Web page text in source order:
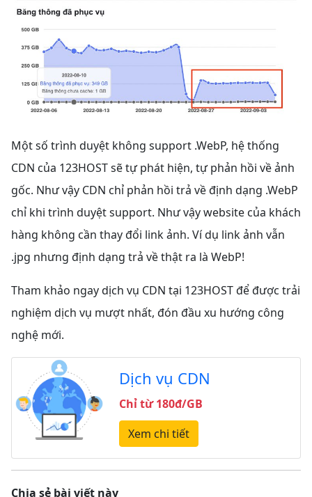
Một số trình duyệt không support .WebP, hệ thống
CDN của 123HOST sẽ tự phát hiện, tự phản hồi về ảnh
gốc. Như vậy CDN chỉ phản hồi trả về định dạng .WebP
chỉ khi trình duyệt support. Như vậy website của khách
hàng không cần thay đổi link ảnh. Ví dụ link ảnh vẫn
.jpg nhưng định dạng trả về thật ra là WebP!
Tham khảo ngay dịch vụ CDN tại 123HOST để được trải
nghiệm dịch vụ mượt nhất, đón đầu xu hướng công
nghệ mới.
Dịch vụ CDN
Chỉ từ 180đ/GB
Xem chi tiết
Chia sẻ bài viết này